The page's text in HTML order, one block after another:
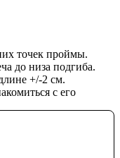
точек проймы.
до низа подгиба.
+/-2 см.
с его